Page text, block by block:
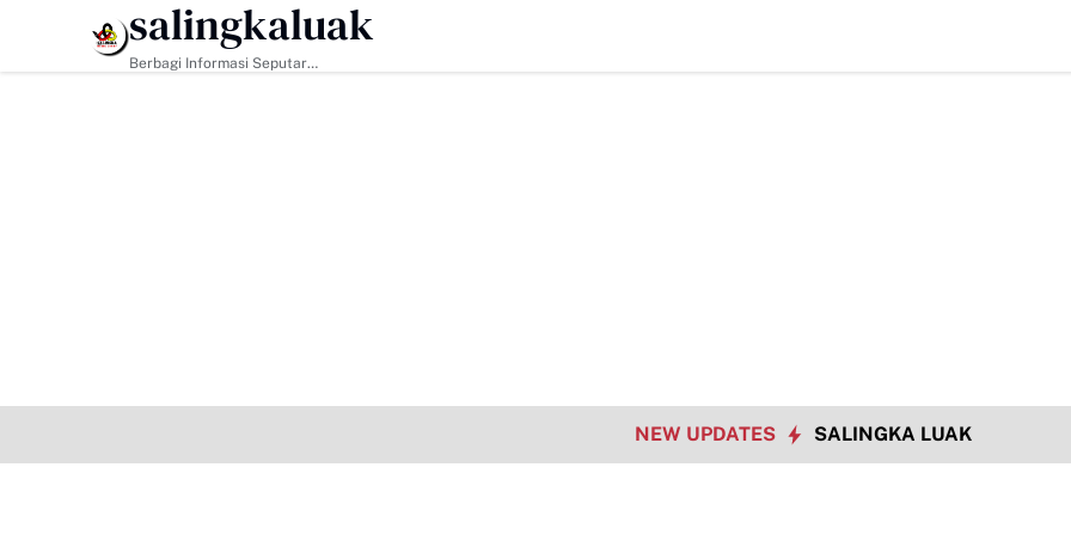
HEADLINE TMMD
salingkaluak
Berbagi Informasi Seputar
NEW UPDATES SALINGKA LUAK